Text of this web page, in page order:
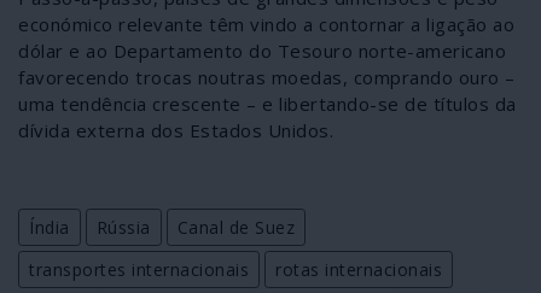
económico relevante têm vindo a contornar a ligação ao
dólar e ao Departamento do Tesouro norte-americano
favorecendo trocas noutras moedas, comprando ouro –
uma tendência crescente – e libertando-se de títulos da
dívida externa dos Estados Unidos.
Índia Rússia
Canal de Suez
transportes internacionais
rotas internacionais